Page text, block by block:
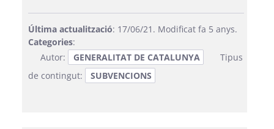
Última actualització: 17/06/21. Modificat fa 5 anys.
Categories:
Autor:
GENERALITAT DE CATALUNYA
Tipus
de contingut:
SUBVENCIONS